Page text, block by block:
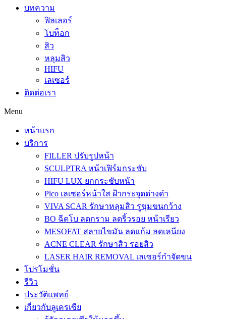
บทความ
ฟิลเลอร์
โบท็อก
สิว
หลุมสิว
HIFU
เลเซอร์
ติดต่อเรา
Menu
หน้าแรก
บริการ
FILLER ปรับรูปหน้า
SCULPTRA หน้าเฟิร์มกระชับ
HIFU LUX ยกกระชับหน้า
Pico เลเซอร์หน้าใส ฝ้ากระจุดด่างดำ
VIVA SCAR รักษาหลุมสิว รูขุมขนกว้าง
BO ฉีดโบ ลดกราม ลดริ้วรอย หน้าเรียว
MESOFAT สลายไขมัน ลดแก้ม ลดเหนียง
ACNE CLEAR รักษาสิว รอยสิว
LASER HAIR REMOVAL เลเซอร์กำจัดขน
โปรโมชั่น
รีวิว
ประวัติแพทย์
เกี่ยวกับลูเครเซีย